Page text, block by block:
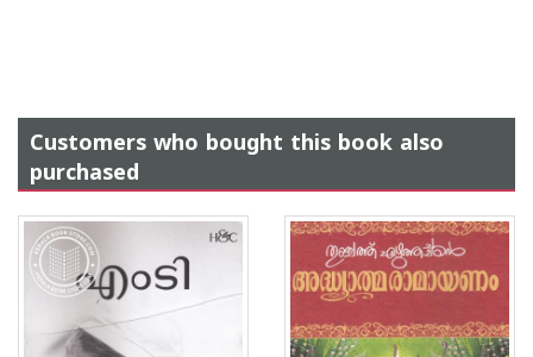
Customers who bought this book also
purchased